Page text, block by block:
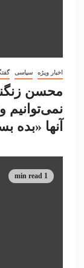
اخبار ویژه سیاسی
محسن
نمی‌توانیم
آنها «بده
1 min read